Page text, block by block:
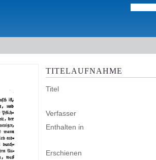
TITELAUFNAHME
Titel
Verfasser
Enthalten in
Erschienen